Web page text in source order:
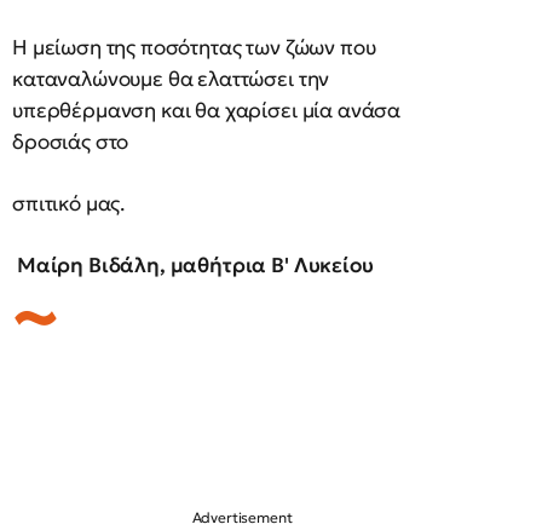
Η μείωση της ποσότητας των ζώων που
καταναλώνουμε θα ελαττώσει την
υπερθέρμανση και θα χαρίσει μία ανάσα
δροσιάς στο
σπιτικό μας.
Μαίρη Βιδάλη, μαθήτρια Β' Λυκείου